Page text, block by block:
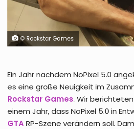
© Rockstar Games
Ein Jahr nachdem NoPixel 5.0
es eine große Neuigkeit im
Rockstar Games. Wir
einem Jahr, dass NoPixel 5.0 in
GTARP-Szene verändern soll.